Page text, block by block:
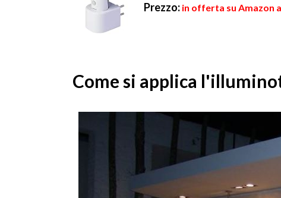
Prezzo: in offerta su Amazon
Come si applica